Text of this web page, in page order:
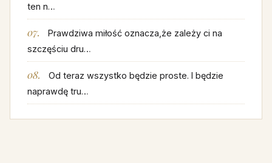
ten n…
Prawdziwa miłość oznacza,że zależy ci na
szczęściu dru…
Od teraz wszystko będzie proste. I będzie
naprawdę tru…